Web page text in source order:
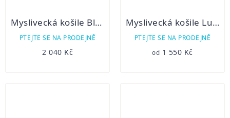
Myslivecká košile Blaser Charlotte flanelová
PTEJTE SE NA PRODEJNĚ
2 040 Kč
Myslivecká košile Luko 232113
PTEJTE SE NA PRODEJNĚ
od 1 550 Kč